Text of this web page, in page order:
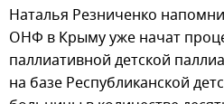
Наталья Резниченко
ОНФ в Крыму уже начат
паллиативной детской
на базе Республиканской